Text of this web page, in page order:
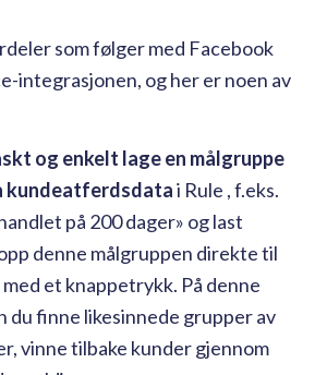
som følger med Facebook
integrasjonen, og her er noen av
og enkelt lage en målgruppe
kundeatferdsdatai Rule , f.eks.
på 200 dager» og last
denne målgruppen direkte til
et knappetrykk. På denne
du finne likesinnede grupper av
vinne tilbake kunder gjennom